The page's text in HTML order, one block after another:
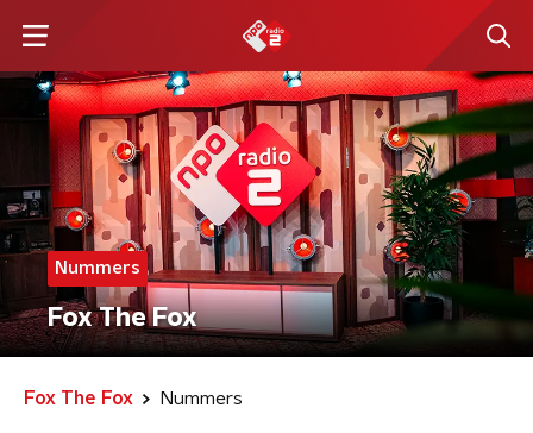
Nummers
Fox The Fox
Fox The Fox Nummers